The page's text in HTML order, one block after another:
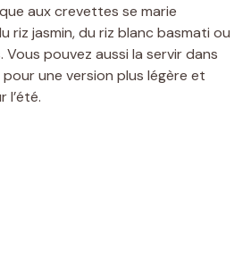
aux crevettes se marie
riz jasmin, du riz blanc basmati ou
Vous pouvez aussi la servir dans
une version plus légère et
l’été.